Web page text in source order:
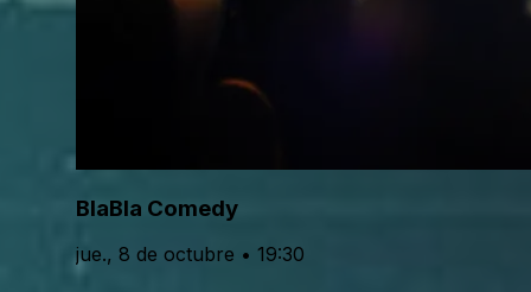
BlaBla Comedy
jue., 8 de octubre • 19:30